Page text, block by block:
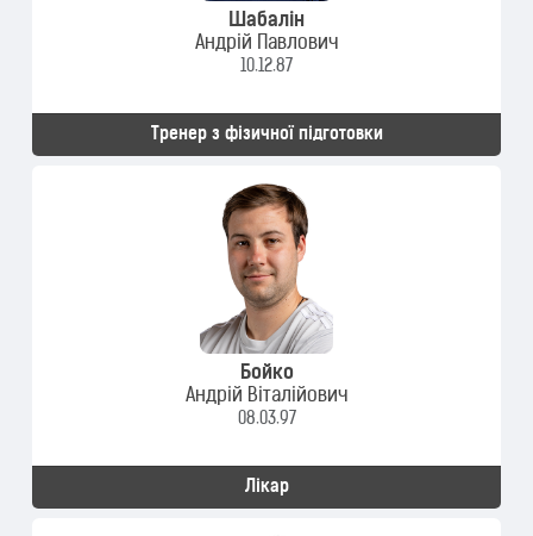
Шабалін
Андрій Павлович
10.12.87
Тренер з фізичної підготовки
Бойко
Андрій Віталійович
08.03.97
Лікар